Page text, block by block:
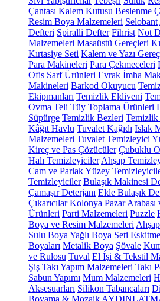
Çantası Kalem Kutusu Beslenme
Resim Boya Malzemeleri Selobant
Defteri Spiralli Defter Fihrist Not
Malzemeleri Masaüstü Gereçleri
Kırtasiye Seti Kalem ve Yazı
Para Makineleri Para Çekmeceleri
Ofis Sarf Ürünleri Evrak İmha
Makineleri Barkod Okuyucu
Ekipmanları Temizlik Eldiveni
Ovma Teli Tüy Toplama Ürünleri
Süpürge Temizlik Bezleri Temizlik
Kâğıt Havlu Tuvalet Kağıdı Islak
Malzemeleri Tuvalet Temizleyici
Kireç ve Pas Çözücüler Çubuklu
Halı Temizleyiciler Ahşap
Cam ve Parlak Yüzey
Temizleyiciler Bulaşık Makinesi
Çamaşır Deterjanı Elde Bulaşık
Çıkarıcılar Kolonya Pazar Arabası
Ürünleri Parti Malzemeleri Puzzle
Boya ve Resim Malzemeleri
Sulu Boya Yağlı Boya Seti
Boyaları Metalik Boya Şövale
ve Rulosu Tuval El İşi & Tekstil
Şiş Takı Yapım Malzemeleri Takı
Sabun Yapımı Mum Malzemeleri
Aksesuarları Silikon Tabancaları
Boyama & Mozaik